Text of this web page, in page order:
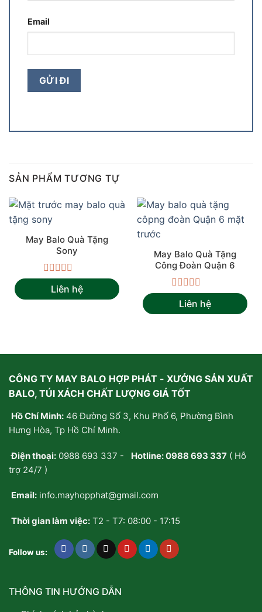
Email
SẢN PHẨM TƯƠNG TỰ
May Balo Quà Tặng
Sony
Được
xếp
hạng
Liên hệ
May Balo Quà Tặng
Công Đoàn Quận 6
Được
xếp
hạng
Liên hệ
CÔNG TY MAY BALO HỢP PHÁT - XƯỞNG SẢN XUẤT
BALO, TÚI XÁCH CHẤT LƯỢNG GIÁ TỐT
Hồ Chí Minh: 46 Đường Số 3, Khu Phố 6, Phường Bình
Hưng Hòa, Tp Hồ Chí Minh.
Điện thoại: 0988 693 337 - Hotline:0988 693 337 ( Hỗ
trợ 24/7 )
Email: info.mayhopphat@gmail.com
Thời gian làm việc: T2 - T7: 08:00 - 17:15
Follow us:
THÔNG TIN HƯỚNG DẪN